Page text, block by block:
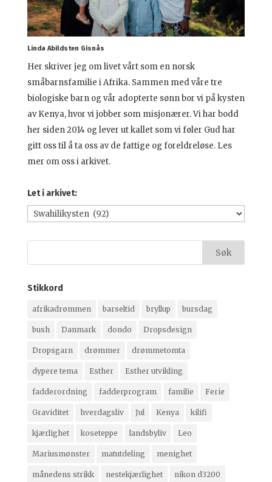
Linda Abildsten Gisnås
Her skriver jeg om livet vårt som en norsk
småbarnsfamilie i Afrika. Sammen med våre tre
biologiske barn og vår adopterte sønn bor vi på kysten
av Kenya, hvor vi jobber som misjonærer. Vi har bodd
her siden 2014 og lever ut kallet som vi føler Gud har
gitt oss til å ta oss av de fattige og foreldreløse. Les
mer om oss i arkivet.
Let i arkivet:
Let
arkivet:
Stikkord
afrikadrømmen barseltid bryllup bursdag
bush Danmark dondo Dropsdesign
Dropsgarn drømmer drømmetomta
dypere tema Esther Esther utvikling
fadderordning fadderprogram familie Ferie
Graviditet hverdagsliv Jul Kenya kilifi
kjærlighet koseteppe landsbyliv Leo
Mariusmønster matutdeling menighet
månedens strikk nestekjærlighet nikon d3200